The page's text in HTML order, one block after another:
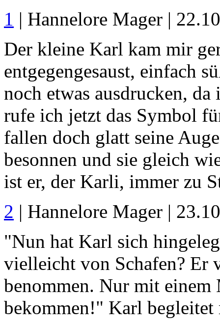
1 | Hannelore Mager |
Der kleine Karl kam mir
entgegengesaust, einfach
noch etwas ausdrucken,
rufe ich jetzt das Symbol
fallen doch glatt seine
besonnen und sie gleich
ist er, der Karli, immer zu
2 | Hannelore Mager |
"Nun hat Karl sich
vielleicht von Schafen? Er
benommen. Nur mit
bekommen!" Karl